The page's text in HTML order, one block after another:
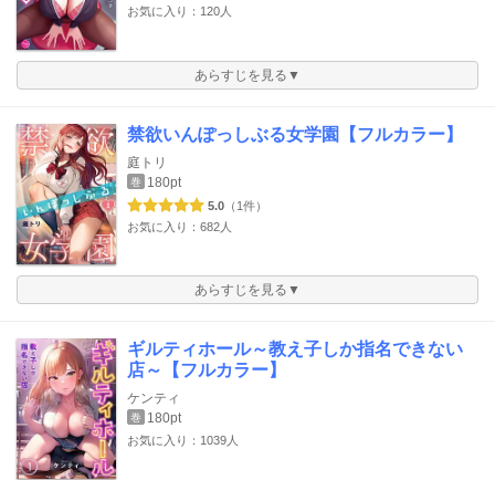
お気に入り：120人
あらすじを見る▼
禁欲いんぽっしぶる女学園【フルカラー】
庭トリ
巻 180pt
5.0 （1件）
お気に入り：682人
あらすじを見る▼
ギルティホール～教え子しか指名できない
店～【フルカラー】
ケンティ
巻 180pt
お気に入り：1039人